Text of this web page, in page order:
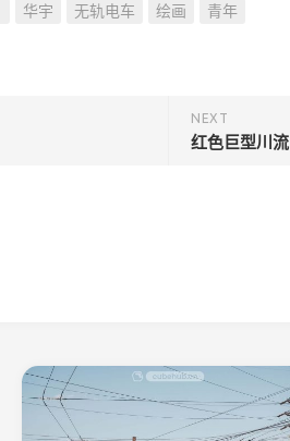
华宇 无轨电车 绘画 青年
NEXT
红色巨型川流